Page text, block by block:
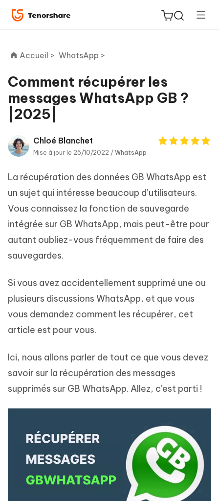
ReiBoot
for iOS
PDNob
PDF
New
iAnyGo
Accueil > WhatsApp >
Comment récupérer les
messages WhatsApp GB ?
|2025|
Chloé Blanchet
Mise à jour le 25/10/2022 / WhatsApp
La récupération des données GB WhatsApp est
un sujet qui intéresse beaucoup d’utilisateurs.
Vous connaissez la fonction de sauvegarde
intégrée sur GB WhatsApp, mais peut-être pour
autant oubliez-vous fréquemment de faire des
sauvegardes.
Si vous avez accidentellement supprimé une ou
plusieurs discussions WhatsApp, et que vous
vous demandez comment les récupérer, cet
article est pour vous.
Ici, nous allons parler de tout ce que vous devez
savoir sur la récupération des messages
supprimés sur GB WhatsApp. Allez, c’est parti !